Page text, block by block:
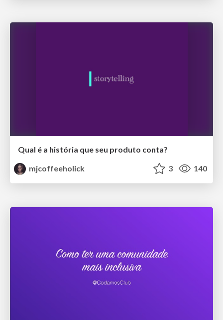
Qual é a história que seu produto conta?
mjcoffeeholick
3 140